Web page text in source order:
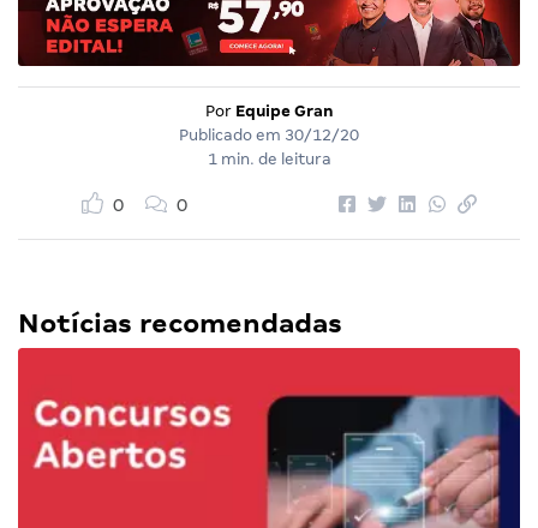
Por Equipe Gran
Publicado em 30/12/20
1 min. de leitura
0 0
Notícias recomendadas